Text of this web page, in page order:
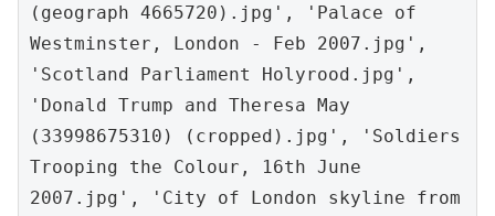
(geograph 4665720).jpg', 'Palace of
Westminster, London - Feb 2007.jpg',
'Scotland Parliament Holyrood.jpg',
'Donald Trump and Theresa May
(33998675310) (cropped).jpg', 'Soldiers
Trooping the Colour, 16th June
2007.jpg', 'City of London skyline from